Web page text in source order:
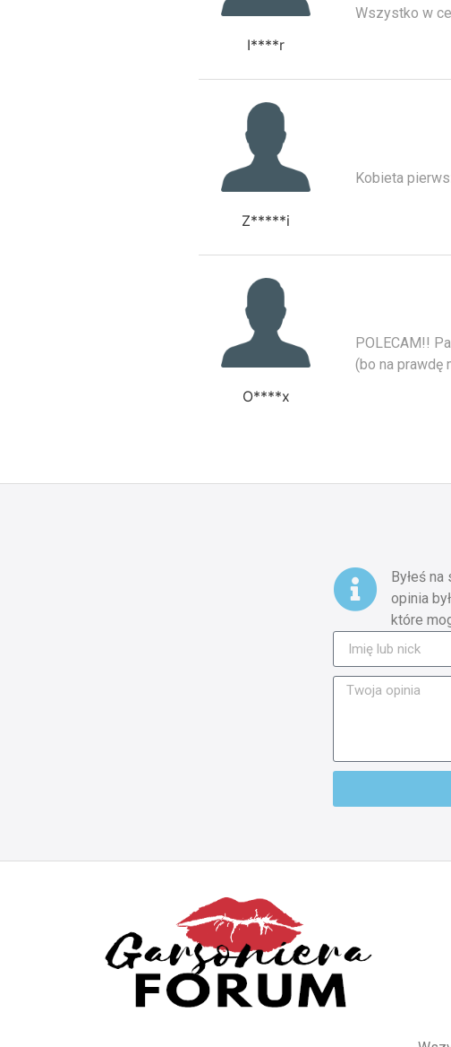
I****r
Wszystko w
Z*****i
Kobieta
O****x
POLECAM!!
(bo na prawdę
Byłeś
opinia
które